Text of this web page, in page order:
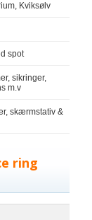
Kviksølv
spot
sikringer,
m.v
skærmstativ &
ring